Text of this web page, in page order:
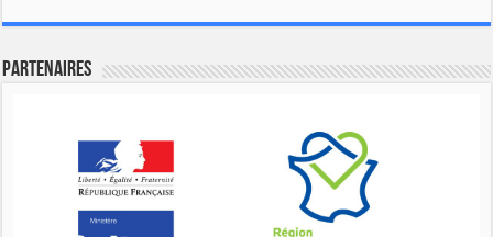
Partenaires